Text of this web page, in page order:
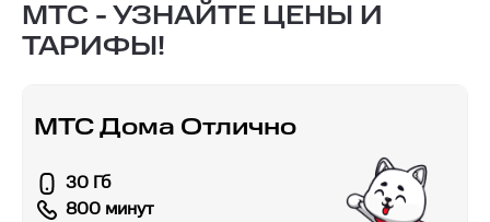
МТС - УЗНАЙТЕ ЦЕНЫ И
ТАРИФЫ!
МТС Дома Отлично
30 Гб
800 минут